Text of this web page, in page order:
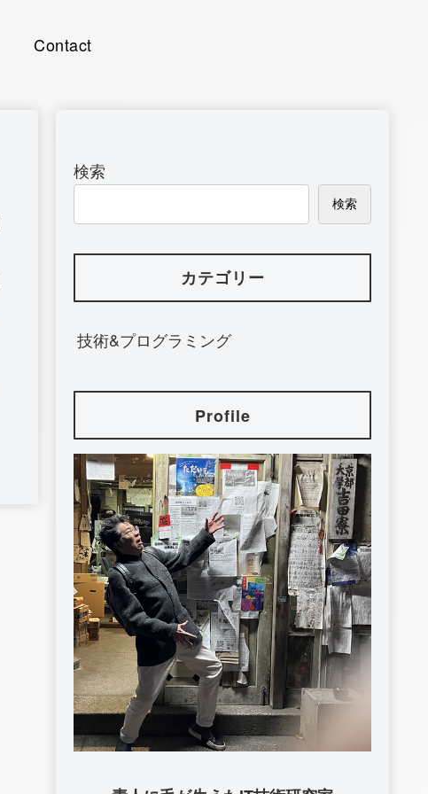
Contact
検索
検索
カテゴリー
技術&プログラミング
Profile